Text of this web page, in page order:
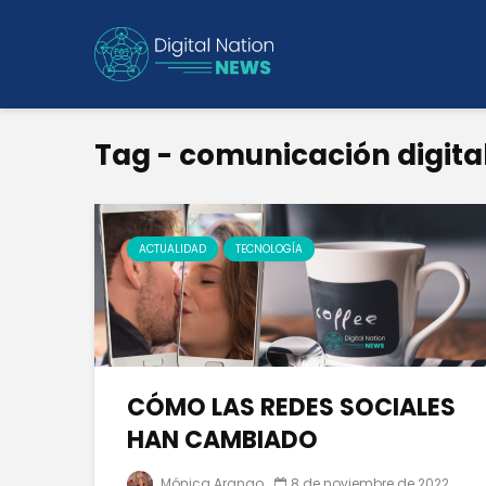
Tag - comunicación
ACTUALIDAD TECNOLOGÍA
CÓMO LAS REDES SOCIALES
HAN CAMBIADO